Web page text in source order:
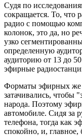
Судя по
сокращается. То, что
радио с помощью
колонок, это да, но
узко
определенную
аудиторию от 13 до
эфирные
Форматы эфирных же
затачивались, чтобы
народа. Поэтому
автомобиле. Сидя за
телефона, тогда как
спокойно, и, главное,